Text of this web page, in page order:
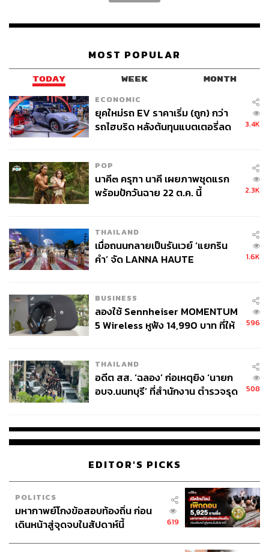
เราว่า The Park Lane Hong Kong เหมาะสำหรับคนที่ปัก
หมุดเที่ยวฝั่งเกาะฮ่องกงไว้เยอะ เพราะเดินทางง่าย สะดวก
รถไฟฟ้าก็ได้ รถรางก็ดี แถมยังใกล้สวนสาธารณะขนาดใหญ่
และห้างสรรพสินค้ามากมาย เรียกว่านอนที่นี่สะดวกสุดๆ
MOST POPULAR
TODAY WEEK MONTH
ECONOMIC
ยุคใหม่รถ EV ราคาเริ่ม (ถูก) กว่า
รถไฮบริด หลังต้นทุนแบตเตอรี่ลด
3.4K
POP
นาคี๓ ครุฑา นาคี เผยภาพชุดแรก
พร้อมปักวันฉาย 22 ต.ค. นี้
2.3K
THAILAND
เมื่อถนนกลายเป็นรันเวย์ ‘แยกริน
คำ’ จัด LANNA HAUTE
1.6K
BUSINESS
ลองใช้ Sennheiser MOMENTUM
5 Wireless หูฟัง 14,990 บาท ที่ให้
596
THAILAND
อดีต สส. ‘ฉลอง’ ก่อเหตุยิง ‘นายก
อบจ.นนทบุรี’ ที่สำนักงาน ตำรวจรุด
508
EDITOR'S PICKS
POLITICS
มหากาพย์โกงข้อสอบท้องถิ่น ก่อน
เดินหน้าสู่จุดจบในสัปดาห์นี้
619